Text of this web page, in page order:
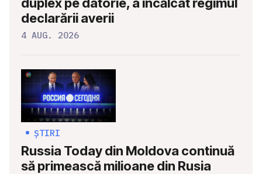
declarării averii
4 AUG. 2026
ȘTIRI
Russia Today din Moldova continuă
să primească milioane din Rusia